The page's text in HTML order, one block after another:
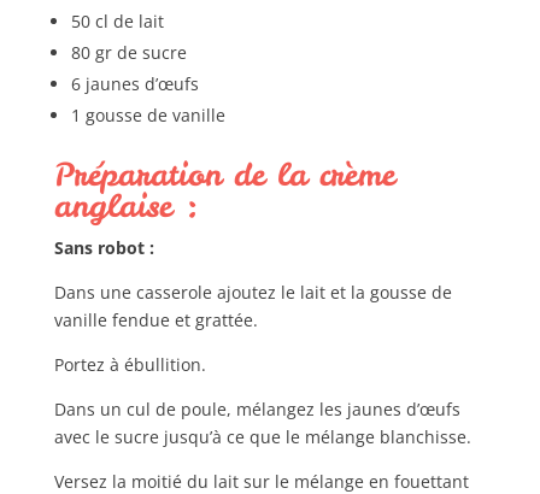
50 cl de lait
80 gr de sucre
6 jaunes d’œufs
1 gousse de vanille
Préparation de la crème
anglaise :
Sans robot :
Dans une casserole ajoutez le lait et la gousse de
vanille fendue et grattée.
Portez à ébullition.
Dans un cul de poule, mélangez les jaunes d’œufs
avec le sucre jusqu’à ce que le mélange blanchisse.
Versez la moitié du lait sur le mélange en fouettant